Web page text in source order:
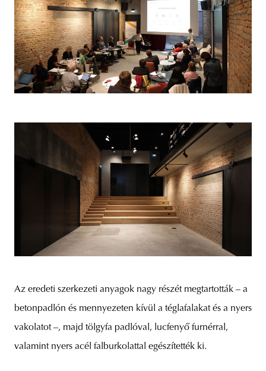
Az eredeti szerkezeti anyagok nagy részét megtartották – a
betonpadlón és mennyezeten kívül a téglafalakat és a nyers
vakolatot –, majd tölgyfa padlóval, lucfenyő furnérral,
valamint nyers acél falburkolattal egészítették ki.